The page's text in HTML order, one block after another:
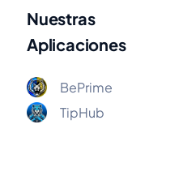
Nuestras
Aplicaciones
BePrime
TipHub